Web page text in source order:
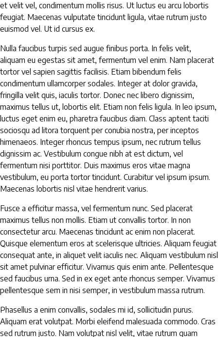
et velit vel, condimentum mollis risus. Ut luctus eu arcu lobortis
feugiat. Maecenas vulputate tincidunt ligula, vitae rutrum justo
euismod vel. Ut id cursus ex.
Nulla faucibus turpis sed augue finibus porta. In felis velit,
aliquam eu egestas sit amet, fermentum vel enim. Nam placerat
tortor vel sapien sagittis facilisis. Etiam bibendum felis
condimentum ullamcorper sodales. Integer at dolor gravida,
fringilla velit quis, iaculis tortor. Donec nec libero dignissim,
maximus tellus ut, lobortis elit. Etiam non felis ligula. In leo ipsum,
luctus eget enim eu, pharetra faucibus diam. Class aptent taciti
sociosqu ad litora torquent per conubia nostra, per inceptos
himenaeos. Integer rhoncus tempus ipsum, nec rutrum tellus
dignissim ac. Vestibulum congue nibh at est dictum, vel
fermentum nisi porttitor. Duis maximus eros vitae magna
vestibulum, eu porta tortor tincidunt. Curabitur vel ipsum ipsum.
Maecenas lobortis nisl vitae hendrerit varius.
Fusce a efficitur massa, vel fermentum nunc. Sed placerat
maximus tellus non mollis. Etiam ut convallis tortor. In non
consectetur arcu. Maecenas tincidunt ac enim non placerat.
Quisque elementum eros at scelerisque ultricies. Aliquam feugiat
consequat ante, in aliquet velit iaculis nec. Aliquam vestibulum nisl
sit amet pulvinar efficitur. Vivamus quis enim ante. Pellentesque
sed faucibus urna. Sed in ex eget ante rhoncus semper. Vivamus
pellentesque sem in nisi semper, in vestibulum massa rutrum.
Phasellus a enim convallis, sodales mi id, sollicitudin purus.
Aliquam erat volutpat. Morbi eleifend malesuada commodo. Cras
sed rutrum justo. Nam volutpat nisl velit, vitae rutrum quam